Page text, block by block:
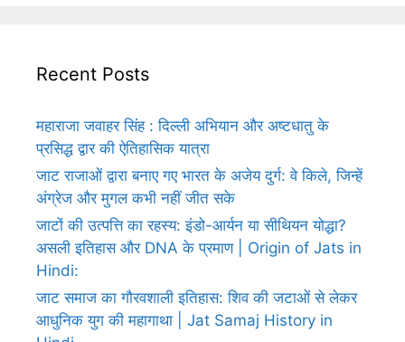
Recent Posts
महाराजा जवाहर सिंह : दिल्ली अभियान और अष्टधातु के
प्रसिद्ध द्वार की ऐतिहासिक यात्रा
जाट राजाओं द्वारा बनाए गए भारत के अजेय दुर्ग: वे किले, जिन्हें
अंग्रेज और मुगल कभी नहीं जीत सके
जाटों की उत्पत्ति का रहस्य: इंडो-आर्यन या सीथियन योद्धा?
असली इतिहास और DNA के प्रमाण | Origin of Jats in
Hindi:
जाट समाज का गौरवशाली इतिहास: शिव की जटाओं से लेकर
आधुनिक युग की महागाथा | Jat Samaj History in